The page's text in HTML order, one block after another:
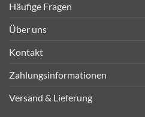
Häufige Fragen
Über uns
Kontakt
Zahlungsinformationen
Versand & Lieferung